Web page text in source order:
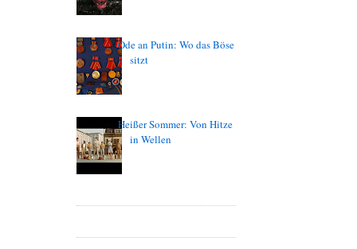
Ode an Putin: Wo das Böse
sitzt
Heißer Sommer: Von Hitze
in Wellen